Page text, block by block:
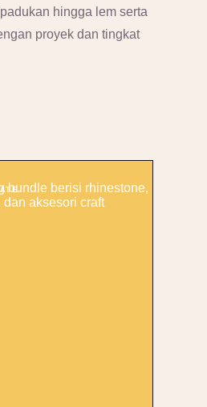
hingga lem serta
proyek dan tingkat